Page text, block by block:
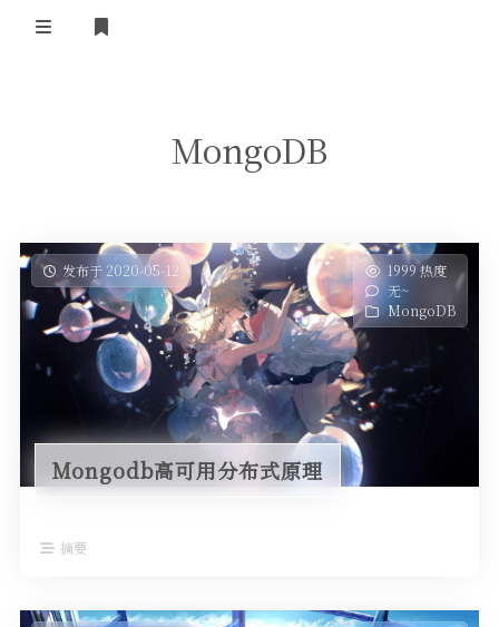
MongoDB
发布于 2020-05-12
1999 热度
无~
MongoDB
Mongodb高可用分布式原理
摘要